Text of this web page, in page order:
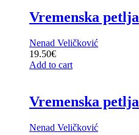
Vremenska petlja
Nenad Veličković
19.50€
Add to cart
Vremenska petlja
Nenad Veličković